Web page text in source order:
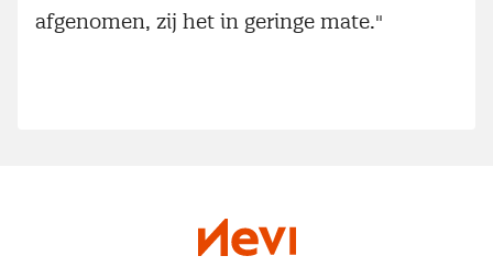
afgenomen, zij het in geringe mate."